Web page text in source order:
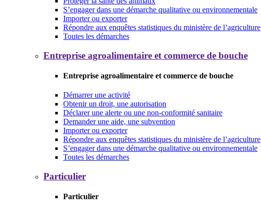
S’engager dans une démarche qualitative ou environnementale
Importer ou exporter
Répondre aux enquêtes statistiques du ministère de l’agriculture
Toutes les démarches
Entreprise agroalimentaire et commerce de bouche
Entreprise agroalimentaire et commerce de bouche
Démarrer une activité
Obtenir un droit, une autorisation
Déclarer une alerte ou une non-conformité sanitaire
Demander une aide, une subvention
Importer ou exporter
Répondre aux enquêtes statistiques du ministère de l’agriculture
S’engager dans une démarche qualitative ou environnementale
Toutes les démarches
Particulier
Particulier